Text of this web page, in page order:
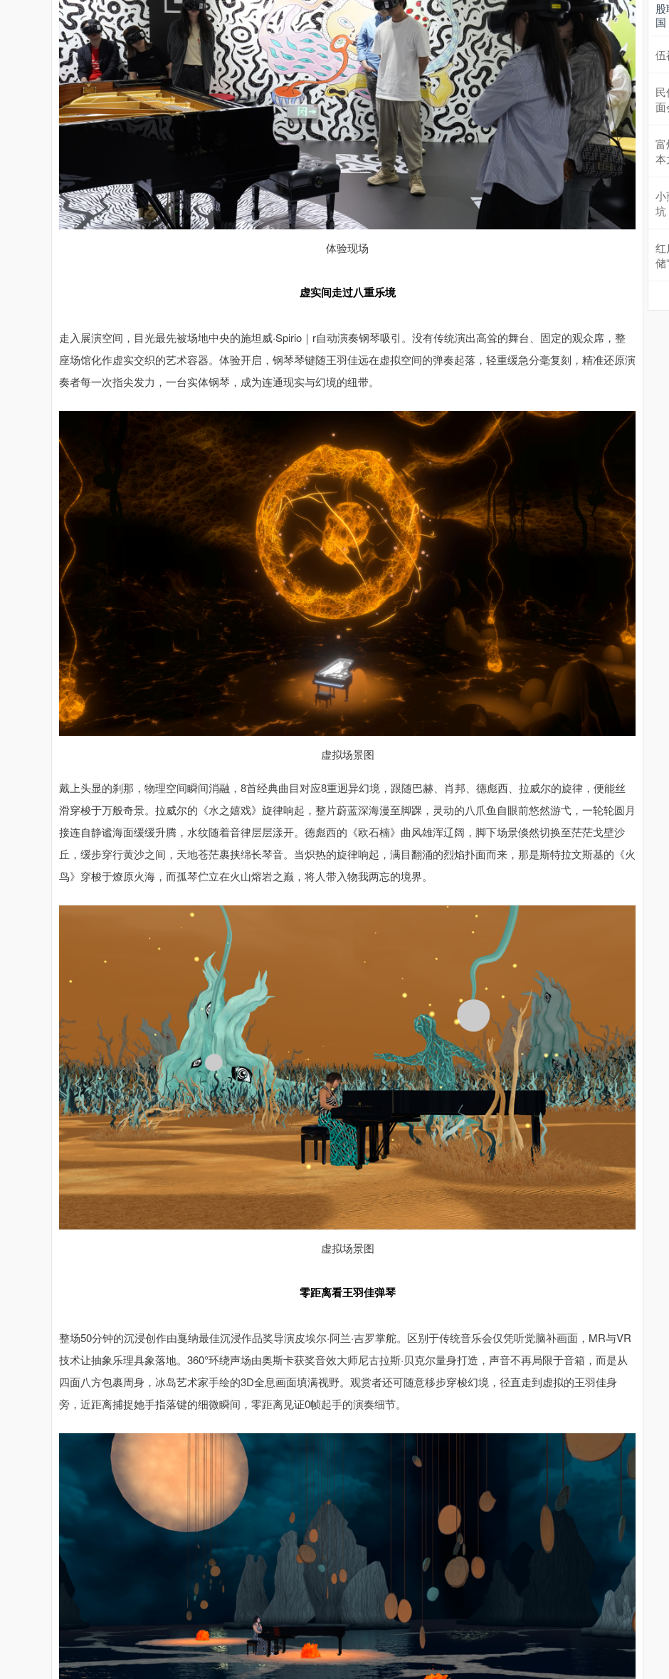
体验现场
虚实间走过八重乐境
走入展演空间，目光最先被场地中央的施坦威·Spirio｜r自动演奏钢琴吸引。没有传统演出高耸的舞台、固定的观众席，整
座场馆化作虚实交织的艺术容器。体验开启，钢琴琴键随王羽佳远在虚拟空间的弹奏起落，轻重缓急分毫复刻，精准还原演
奏者每一次指尖发力，一台实体钢琴，成为连通现实与幻境的纽带。
虚拟场景图
戴上头显的刹那，物理空间瞬间消融，8首经典曲目对应8重迥异幻境，跟随巴赫、肖邦、德彪西、拉威尔的旋律，便能丝
滑穿梭于万般奇景。拉威尔的《水之嬉戏》旋律响起，整片蔚蓝深海漫至脚踝，灵动的八爪鱼自眼前悠然游弋，一轮轮圆月
接连自静谧海面缓缓升腾，水纹随着音律层层漾开。德彪西的《欧石楠》曲风雄浑辽阔，脚下场景倏然切换至茫茫戈壁沙
丘，缓步穿行黄沙之间，天地苍茫裹挟绵长琴音。当炽热的旋律响起，满目翻涌的烈焰扑面而来，那是斯特拉文斯基的《火
鸟》穿梭于燎原火海，而孤琴伫立在火山熔岩之巅，将人带入物我两忘的境界。
虚拟场景图
零距离看王羽佳弹琴
整场50分钟的沉浸创作由戛纳最佳沉浸作品奖导演皮埃尔·阿兰·吉罗掌舵。区别于传统音乐会仅凭听觉脑补画面，MR与VR
技术让抽象乐理具象落地。360°环绕声场由奥斯卡获奖音效大师尼古拉斯·贝克尔量身打造，声音不再局限于音箱，而是从
四面八方包裹周身，冰岛艺术家手绘的3D全息画面填满视野。观赏者还可随意移步穿梭幻境，径直走到虚拟的王羽佳身
旁，近距离捕捉她手指落键的细微瞬间，零距离见证0帧起手的演奏细节。
伍
面
富
本
小
坑
红
储